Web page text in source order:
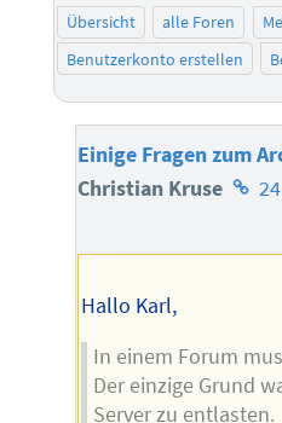
Übersicht alle Foren
Benutzerkonto erstellen
Einige Fragen zum
Christian Kruse
Hallo Karl,
In einem Forum
Der einzige Grund
Server zu entlasten.